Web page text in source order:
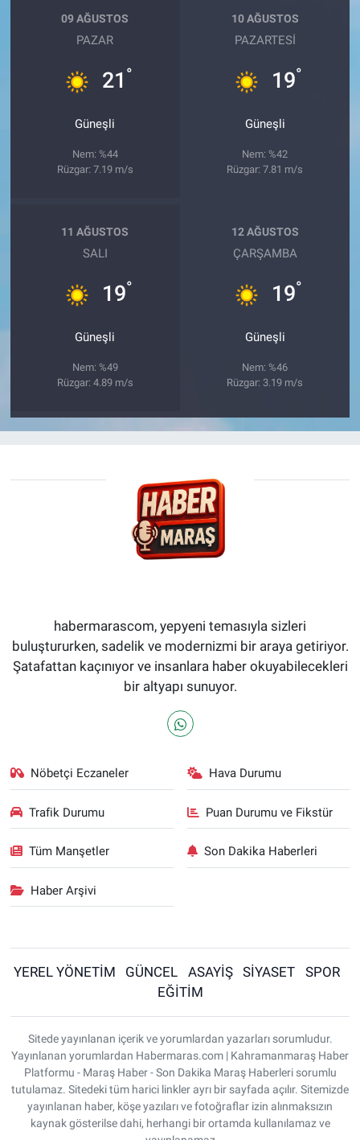
09 AĞUSTOS
PAZAR
21 °
Güneşli
Nem: %44
Rüzgar: 7.19 m/s
10 AĞUSTOS
PAZARTESI
19°
Güneşli
Nem: %42
Rüzgar: 7.81 m/s
11 AĞUSTOS
SALI
19°
Güneşli
Nem: %49
Rüzgar: 4.89 m/s
12 AĞUSTOS
ÇARŞAMBA
19°
Güneşli
Nem: %46
Rüzgar: 3.19 m/s
habermarascom, yepyeni temasıyla sizleri
buluştururken, sadelik ve modernizmi bir araya getiriyor.
Şatafattan kaçınıyor ve insanlara haber okuyabilecekleri
bir altyapı sunuyor.
Nöbetçi Eczaneler Hava Durumu
Trafik Durumu Puan Durumu ve Fikstür
Tüm Manşetler Son Dakika Haberleri
Haber Arşivi
YEREL YÖNETİM GÜNCEL ASAYİŞ SİYASET
SPOR
EĞİTİM
Sitede yayınlanan içerik ve yorumlardan yazarları sorumludur.
Yayınlanan yorumlardan Habermaras.com | Kahramanmaraş Haber
Platformu - Maraş Haber - Son Dakika Maraş Haberleri sorumlu
tutulamaz. Sitedeki tüm harici linkler ayrı bir sayfada açılır. Sitemizde
yayınlanan haber, köşe yazıları ve fotoğraflar izin alınmaksızın
kaynak gösterilse dahi, herhangi bir ortamda kullanılamaz ve